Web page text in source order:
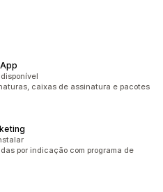
caixas de assinatura e pacotes
por indicação com programa de